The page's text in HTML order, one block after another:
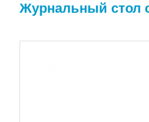
Журнальный стол